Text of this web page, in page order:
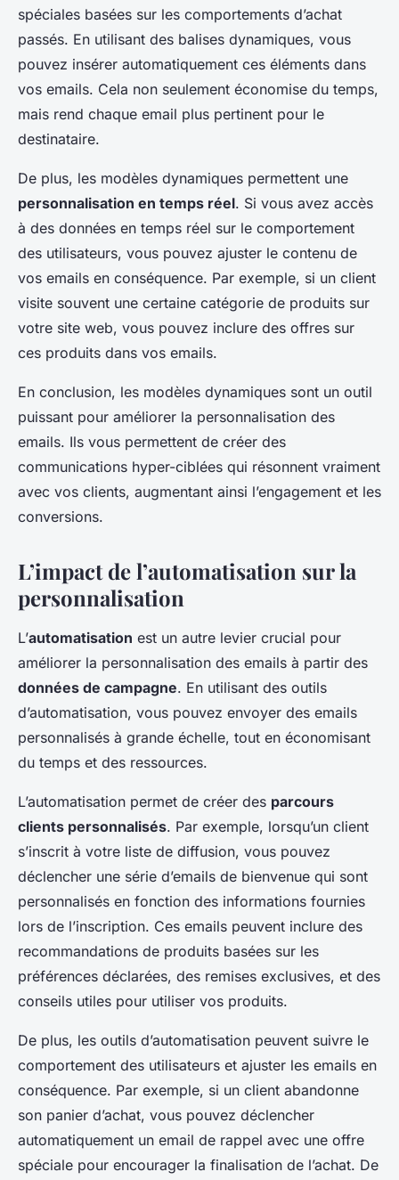
spéciales basées sur les comportements d’achat
passés. En utilisant des balises dynamiques, vous
pouvez insérer automatiquement ces éléments dans
vos emails. Cela non seulement économise du temps,
mais rend chaque email plus pertinent pour le
destinataire.
De plus, les modèles dynamiques permettent une
personnalisation en temps réel. Si vous avez accès
à des données en temps réel sur le comportement
des utilisateurs, vous pouvez ajuster le contenu de
vos emails en conséquence. Par exemple, si un client
visite souvent une certaine catégorie de produits sur
votre site web, vous pouvez inclure des offres sur
ces produits dans vos emails.
En conclusion, les modèles dynamiques sont un outil
puissant pour améliorer la personnalisation des
emails. Ils vous permettent de créer des
communications hyper-ciblées qui résonnent vraiment
avec vos clients, augmentant ainsi l’engagement et les
conversions.
L’impact de l’automatisation sur la
personnalisation
L’automatisation est un autre levier crucial pour
améliorer la personnalisation des emails à partir des
données de campagne. En utilisant des outils
d’automatisation, vous pouvez envoyer des emails
personnalisés à grande échelle, tout en économisant
du temps et des ressources.
L’automatisation permet de créer des parcours
clients personnalisés. Par exemple, lorsqu’un client
s’inscrit à votre liste de diffusion, vous pouvez
déclencher une série d’emails de bienvenue qui sont
personnalisés en fonction des informations fournies
lors de l’inscription. Ces emails peuvent inclure des
recommandations de produits basées sur les
préférences déclarées, des remises exclusives, et des
conseils utiles pour utiliser vos produits.
De plus, les outils d’automatisation peuvent suivre le
comportement des utilisateurs et ajuster les emails en
conséquence. Par exemple, si un client abandonne
son panier d’achat, vous pouvez déclencher
automatiquement un email de rappel avec une offre
spéciale pour encourager la finalisation de l’achat. De